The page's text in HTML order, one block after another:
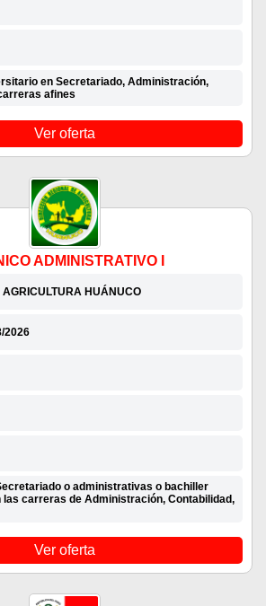
en Secretariado, Administración,
afines
Ver oferta
ADMINISTRATIVO I
AGRICULTURA HUÁNUCO
2026
o administrativas o bachiller
carreras de Administración, Contabilidad,
Ver oferta